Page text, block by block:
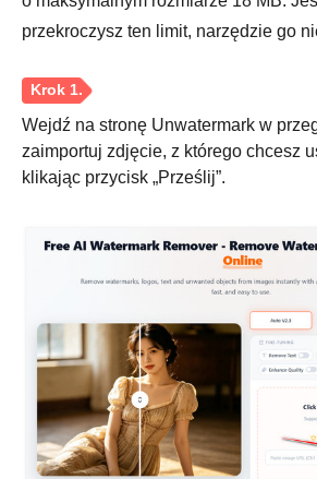
przekroczysz ten limit, narzędzie go
Wejdź na stronę Unwatermark w
zaimportuj zdjęcie, z którego chcesz
klikając przycisk „Prześlij”.